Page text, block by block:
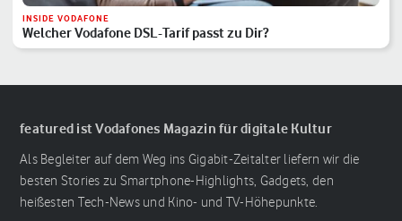
INSIDE VODAFONE
Welcher Vodafone DSL-Tarif passt zu Dir?
featured ist Vodafones Magazin für digitale Kultur
Als Begleiter auf dem Weg ins Gigabit-Zeitalter liefern wir die
besten Stories zu Smartphone-Highlights, Gadgets, den
heißesten Tech-News und Kino- und TV-Höhepunkte.